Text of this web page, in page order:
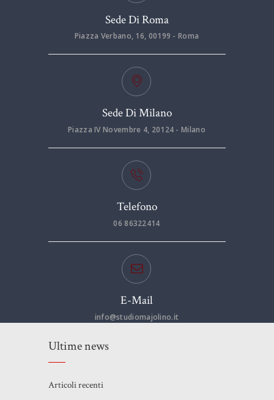
Sede Di Roma
Piazza Verbano, 16, 00199 - Roma
Sede Di Milano
Piazza IV Novembre 4, 20124 - Milano
Telefono
06 86322414
E-Mail
info@studiomajolino.it
Ultime news
Articoli recenti